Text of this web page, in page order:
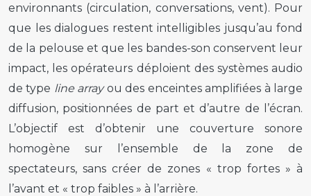
environnants (circulation, conversations, vent). Pour
que les dialogues restent intelligibles jusqu’au fond
de la pelouse et que les bandes-son conservent leur
impact, les opérateurs déploient des systèmes audio
de type line arrayou des enceintes amplifiées à large
diffusion, positionnées de part et d’autre de l’écran.
L’objectif est d’obtenir une couverture sonore
homogène sur l’ensemble de la zone de
spectateurs, sans créer de zones « trop fortes » à
l’avant et « trop faibles » à l’arrière.